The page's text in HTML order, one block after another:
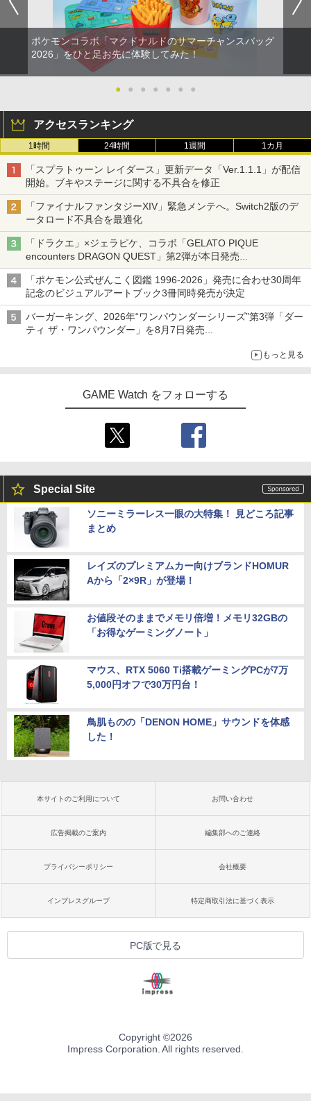
ポケモンコラボ「マクドナルドのサマーチャンスバッグ
2026」をひと足お先に体験してみた！
● ● ● ● ● ● ●
アクセスランキング
1時間 24時間 1週間 1カ月
「スプラトゥーン レイダース」更新データ「Ver.1.1.1」が配信
開始。ブキやステージに関する不具合を修正
「ファイナルファンタジーXIV」緊急メンテへ。Switch2版のデ
ータロード不具合を最適化
「ドラクエ」×ジェラピケ、コラボ「GELATO PIQUE
encounters DRAGON QUEST」第2弾が本日発売
アイスカップに入ったスライムやわたぼう、ベビーサタンなどが
オリジナルアートで登場
「ポケモン公式ぜんこく図鑑 1996-2026」発売に合わせ30周年
記念のビジュアルアートブック3冊同時発売が決定
バーガーキング、2026年“ワンパウンダーシリーズ”第3弾「ダー
ティ ザ・ワンパウンダー」を8月7日発売
もっと見る
GAME Watch をフォローする
Special Site
ソニーミラーレス一眼の大特集！ 見どころ記事
まとめ
レイズのプレミアムカー向けブランドHOMUR
Aから「2×9R」が登場！
お値段そのままでメモリ倍増！メモリ32GBの
「お得なゲーミングノート」
マウス、RTX 5060 Ti搭載ゲーミングPCが7万
5,000円オフで30万円台！
鳥肌ものの「DENON HOME」サウンドを体感
した！
本サイトのご利用について お問い合わせ
広告掲載のご案内 編集部へのご連絡
プライバシーポリシー 会社概要
インプレスグループ 特定商取引法に基づく表示
PC版で見る
Copyright ©2026
Impress Corporation. All rights reserved.